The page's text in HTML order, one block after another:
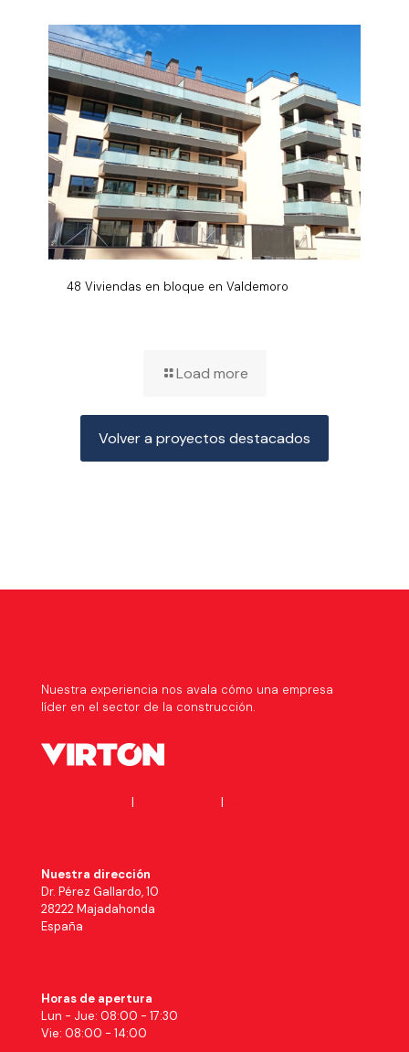
48 Viviendas en bloque en Valdemoro
Load more
Volver a proyectos destacados
Nuestra experiencia nos avala cómo una empresa
líder en el sector de la construcción.
| |
Nuestra dirección
Dr. Pérez Gallardo, 10
28222 Majadahonda
España
Horas de apertura
Lun - Jue: 08:00 - 17:30
Vie: 08:00 - 14:00